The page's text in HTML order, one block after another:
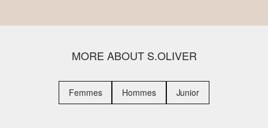
MORE ABOUT S.OLIVER
Femmes Hommes Junior